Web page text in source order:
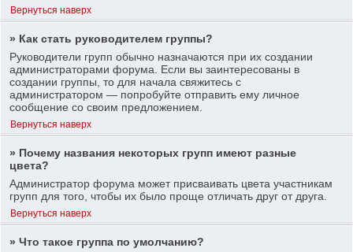
Вернуться наверх
» Как стать руководителем группы?
Руководители групп обычно назначаются при их создании
администраторами форума. Если вы заинтересованы в
создании группы, то для начала свяжитесь с
администратором — попробуйте отправить ему личное
сообщение со своим предложением.
Вернуться наверх
» Почему названия некоторых групп имеют разные
цвета?
Администратор форума может присваивать цвета участникам
групп для того, чтобы их было проще отличать друг от друга.
Вернуться наверх
» Что такое группа по умолчанию?